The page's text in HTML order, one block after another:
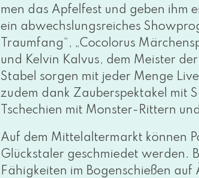
men das Apfelfest und geben ihm
ein abwechs­lungs­rei­ches
Traumfang“, „Cocolorus
und Kelvin Kalvus, dem Meister
Stabel sor­gen mit jeder Menge
zudem dank Zauberspektakel mit
Tschechien mit Monster-Rittern
Auf dem Mittelaltermarkt kön­nen
Glückstaler geschmie­det wer­den.
Fähigkeiten im Bogenschießen